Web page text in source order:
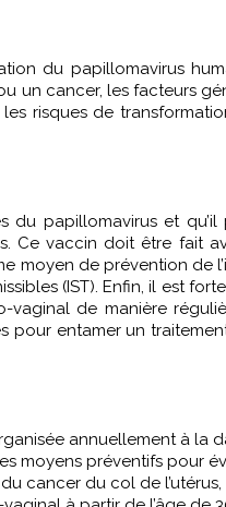
du papillomavirus
un cancer, les facteurs
risques de
du papillomavirus et
Ce vaccin doit être fait
de prévention de
(IST). Enfin, il est
vaginal de manière
entamer un
annuellement à la
moyens préventifs pour
cancer du col de